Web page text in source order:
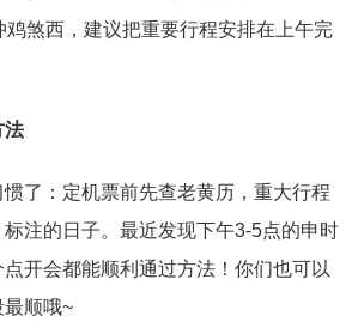
鸡煞西，建议把重要行程安排在上午完
法
了：定机票前先查老黄历，重大行程
注的日子。最近发现下午3-5点的申时
开会都能顺利通过方法！你们也可以
顺哦~